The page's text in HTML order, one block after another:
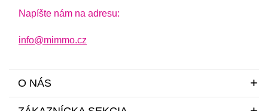
Napíšte nám na adresu:
info@mimmo.cz
O NÁS